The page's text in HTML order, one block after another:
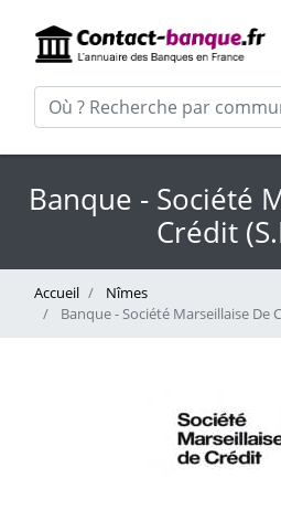
Banque - Société
Crédit
Accueil
Nîmes
Banque - Société Marseillaise De